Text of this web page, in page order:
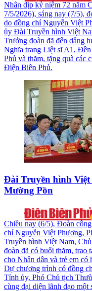
Nhân dịp kỷ niệm 72 năm
7/5/2026), sáng nay (7/5),
do đồng chí Nguyễn Việt
ủy Đài Truyền hình Việt
Trưởng đoàn đã đến dâng
Nghĩa trang Liệt sĩ A1,
Phủ và thăm, tặng quà các
Điện Biên Phủ.
Đài Truyền hình Việt
Mường Pồn
Chiều nay (6/5), Đoàn
chí Nguyễn Việt Phương,
Truyền hình Việt Nam,
đoàn đã có buổi thăm, trao
cho Nhân dân và trẻ em
Dự chương trình có đồng
Tỉnh ủy, Phó Chủ tịch
cùng đại diện lãnh đạo một